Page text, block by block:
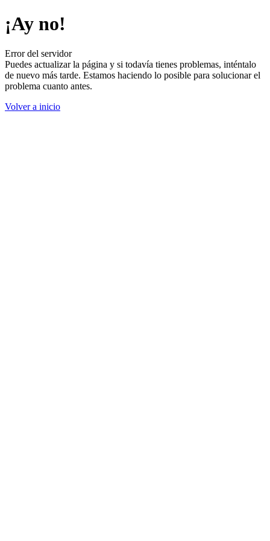
¡Ay no!
Error del servidor
Puedes actualizar la página y si todavía tienes problemas, inténtalo
de nuevo más tarde. Estamos haciendo lo posible para solucionar el
problema cuanto antes.
Volver a inicio